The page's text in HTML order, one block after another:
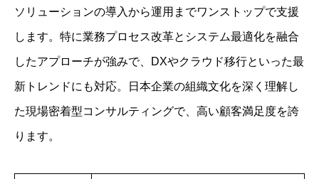
ソリューションの導入から運用までワンストップで支援
します。特に業務プロセス改革とシステム最適化を融合
したアプローチが強みで、DXやクラウド移行といった最
新トレンドにも対応。日本企業の組織文化を深く理解し
た現場密着型コンサルティングで、高い顧客満足度を誇
ります。